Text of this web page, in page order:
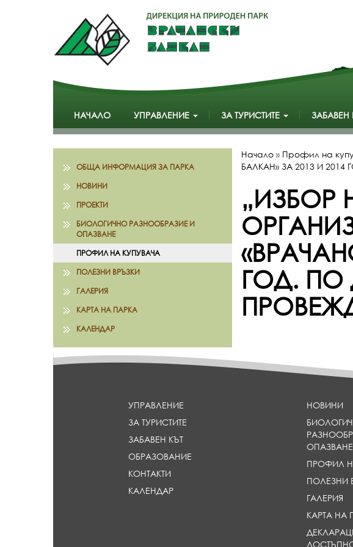
НАЧАЛО УПРАВЛЕНИЕ ЗА ТУРИСТИТЕ ЗАБАВЕН
ОБЩА ИНФОРМАЦИЯ ЗА ПАРКА
НОВИНИ
ПРОЕКТИ
БИОЛОГИЧНО РАЗНООБРАЗИЕ И
ОПАЗВАНЕ
ПРОФИЛ НА КУПУВАЧА
ПОЛЕЗНИ ВРЪЗКИ
ГАЛЕРИЯ
КАРТА НА ПАРКА
КАЛЕНДАР
Начало» Профил на
БАЛКАН» ЗА 2013 И
„ИЗБОР
ГОД. ПО
УПРАВЛЕНИЕ
ЗА ТУРИСТИТЕ
ЗАБАВЕН КЪТ
ОБРАЗОВАНИЕ
КОНТАКТИ
КАЛЕНДАР
НОВИНИ
ОПАЗВАНЕ
ПРОФИЛ
ПОЛЕЗНИ
ГАЛЕРИЯ
КАРТА НА